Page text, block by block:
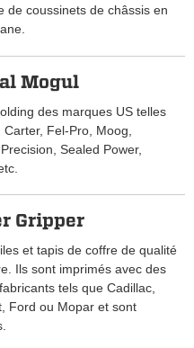
de coussinets de châssis en
Mogul
des marques US telles
Carter, Fel-Pro, Moog,
Sealed Power,
Gripper
et tapis de coffre de qualité
Ils sont imprimés avec des
tels que Cadillac,
Ford ou Mopar et sont